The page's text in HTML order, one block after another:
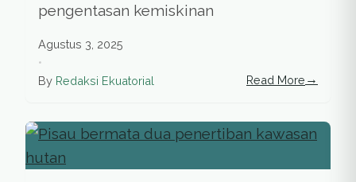
pengentasan kemiskinan
Agustus 3, 2025
•
By Redaksi Ekuatorial Read More →